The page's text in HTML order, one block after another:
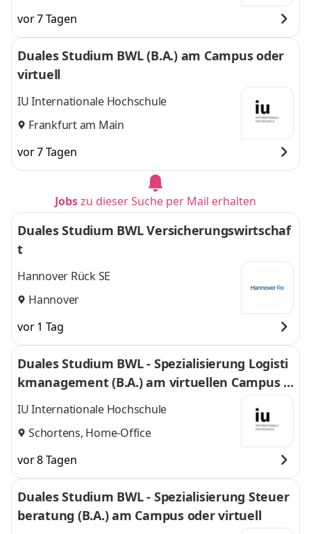
vor 7 Tagen
Duales Studium BWL (B.A.) am Campus oder
virtuell
IU Internationale Hochschule
Frankfurt am Main
vor 7 Tagen
Jobszu dieser Suche per Mail erhalten
Duales Studium BWL Versicherungswirtschaf
t
Hannover Rück SE
Hannover
vor 1 Tag
Duales Studium BWL - Spezialisierung Logisti
kmanagement (B.A.) am virtuellen Campus -
Nordfrost GmbH & Co. KG
IU Internationale Hochschule
Schortens, Home-Office
vor 8 Tagen
Duales Studium BWL - Spezialisierung Steuer
beratung (B.A.) am Campus oder virtuell